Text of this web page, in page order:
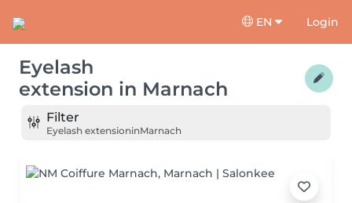
EN Login
Eyelash
extension in Marnach
Filter
Eyelash extensioninMarnach